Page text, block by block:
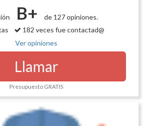
B+
de 127 opiniones.
182 veces fue contactad@
Ver opiniones
Llamar
Presupuesto GRATIS